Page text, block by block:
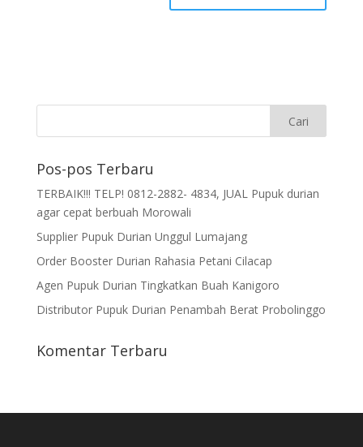
Pos-pos Terbaru
TERBAIK!!! TELP! 0812-2882- 4834, JUAL Pupuk durian
agar cepat berbuah Morowali
Supplier Pupuk Durian Unggul Lumajang
Order Booster Durian Rahasia Petani Cilacap
Agen Pupuk Durian Tingkatkan Buah Kanigoro
Distributor Pupuk Durian Penambah Berat Probolinggo
Komentar Terbaru